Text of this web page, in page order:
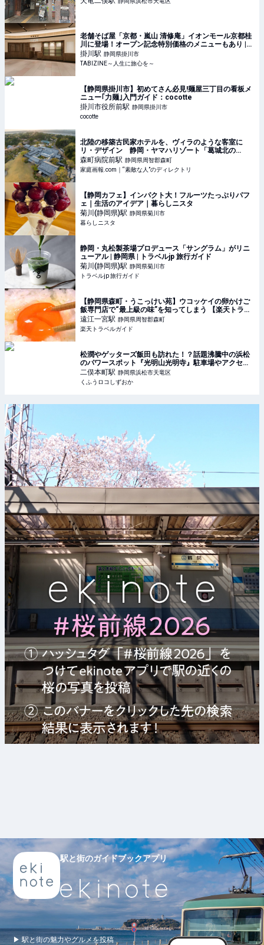
老舗そば屋「京都・嵐山 清修庵」イオンモール京都桂
川に登場！オープン記念特別価格のメニューもあり |
TABIZINE～人生に旅心を～
掛川駅 静岡県掛川市
TABIZINE～人生に旅心を～
【静岡県掛川市】初めてさん必見!麺屋三丁目の看板メ
ニュー｢力麺｣入門ガイド：cocotte
掛川市役所前駅 静岡県掛川市
cocotte
北陸の移築古民家ホテルを、ヴィラのような客室に
リ・デザイン 静岡・ヤマハリゾート「葛城北の
丸」 ※宿泊プレゼントあり | 家庭画報.com｜“素敵な
人”のディレクトリ
森町病院前駅 静岡県周智郡森町
家庭画報.com｜“素敵な人”のディレクトリ
【静岡カフェ】インパクト大！フルーツたっぷりパフ
ェ｜生活のアイデア｜暮らしニスタ
菊川(静岡県)駅 静岡県菊川市
暮らしニスタ
静岡・丸松製茶場プロデュース「サングラム」がリニ
ューアル | 静岡県 | トラベルjp 旅行ガイド
菊川(静岡県)駅 静岡県菊川市
トラベルjp 旅行ガイド
【静岡県森町・うこっけい苑】ウコッケイの卵かけご
飯専門店で“最上級の味”を知ってしまう 【楽天トラベ
ル】
遠江一宮駅 静岡県周智郡森町
楽天トラベルガイド
松潤やゲッターズ飯田も訪れた！？話題沸騰中の浜松
のパワースポット『光明山光明寺』駐車場やアクセ
ス・ご利益をご紹介【2024最新】 | くふうロコしずお
か
二俣本町駅 静岡県浜松市天竜区
くふうロコしずおか
駅と街のガイドブックアプリ
▶ 駅と街の魅力やグルメを投稿